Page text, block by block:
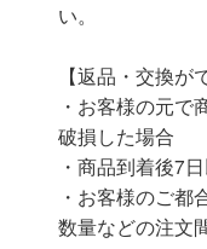
い。
【返品・交換が
・お客様の元
破損した場合
・商品到着後7
・お客様のご都
数量などの注文